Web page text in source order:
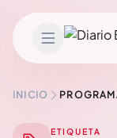
INICIO
ETIQUETA